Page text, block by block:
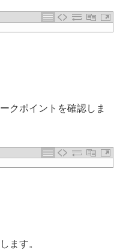
クポイントを確認しま
ます。